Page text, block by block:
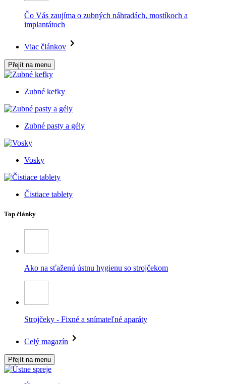
Čo Vás zaujíma o zubných náhradách, mostíkoch a
implantátoch
Viac článkov
Přejít na menu
Zubné kefky
Zubné pasty a gély
Vosky
Čistiace tablety
Top články
Ako na sťaženú ústnu hygienu so strojčekom
Strojčeky - Fixné a snímateľné aparáty
Celý magazín
Přejít na menu